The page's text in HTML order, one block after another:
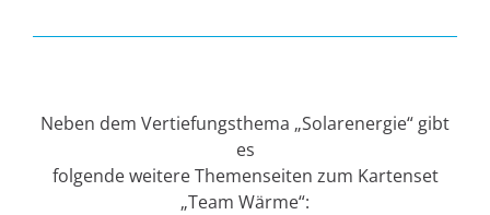
Neben dem Vertiefungsthema „Solarenergie“ gibt
es
folgende weitere Themenseiten zum Kartenset
„Team Wärme“: